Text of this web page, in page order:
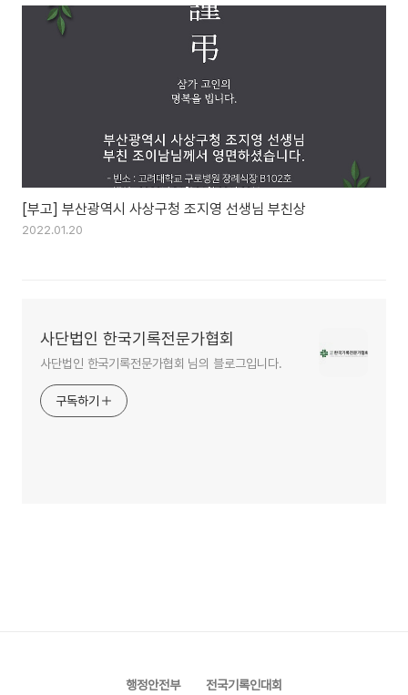
[부고] 부산광역시 사상구청 조지영 선생님 부친상
2022.01.20
사단법인 한국기록전문가협회
사단법인 한국기록전문가협회 님의 블로그입니다.
구독하기
행정안전부 전국기록인대회